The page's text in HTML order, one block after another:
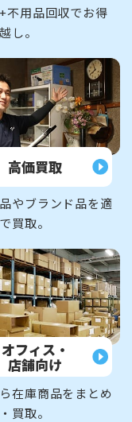
不用品回収でお得
し。
高価買取
やブランド品を適
買取。
オフィス・
店舗向け
在庫商品をまとめ
買取。